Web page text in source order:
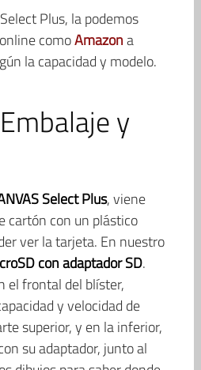
Plus, la podemos
comoAmazona
la capacidad y modelo.
y
Select Plus, viene
cartón con un plástico
ver la tarjeta. En nuestro
con adaptador SD.
el frontal del blíster,
y velocidad de
superior, y en la inferior,
su adaptador, junto al